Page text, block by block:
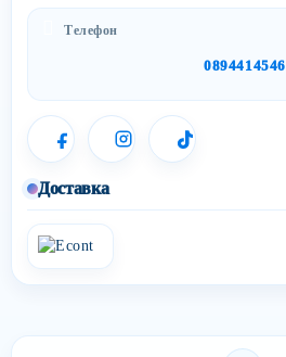
Телефон
0894414546
Доставка